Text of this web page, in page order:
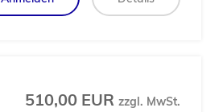
510,00 EUR zzgl. MwSt.